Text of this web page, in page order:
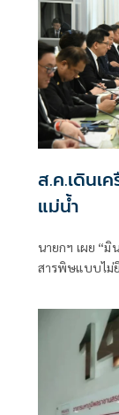
ส.ค.เดินเ
แม่นํ้า
นายกฯ เผย “มิน อ่อง หล่าย” พ
สารพิษแบบไม่
การทูตไทยบนเ